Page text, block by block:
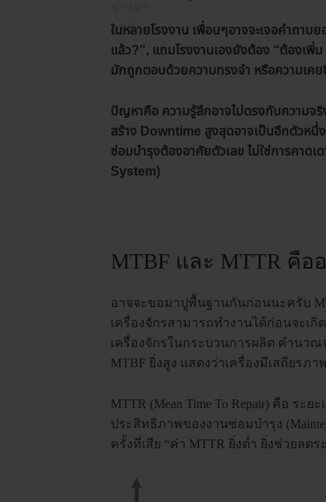
ในหลายโรงงาน เพื่อนๆอาจจะเจอคำถา
แล้ว?”, แถมโรงงานเองยังต้อง “ต้องเ
มักถูกตอบด้วยความทรงจำ หรือความเค
ปัญหาคือ ความรู้สึกอาจไม่ตรงกับความจริ
สร้าง Downtime สูงสุดอาจเป็นอีกตัวหนึ่
ซ่อมบำรุงต้องอาศัยตัวเลข ไม่ใช่การคา
System)
MTBF และ MTTR คือ
อาจจะขอมาปูพื้นฐานกันก่อนนะครับ
เครื่องจักรสามารถทำงานได้ก่อนจะเกิ
เครื่องจักรในกระบวนการผลิต คำนว
MTBF ยิ่งสูง แสดงว่าเครื่องมีเสถียรภา
MTTR (Mean Time To Repair) คือ ร
ประสิทธิภาพของงานซ่อมบำรุง
ครั้งที่เสีย “ค่า MTTR ยิ่งต่ำ ยิ่งช่วยลดร